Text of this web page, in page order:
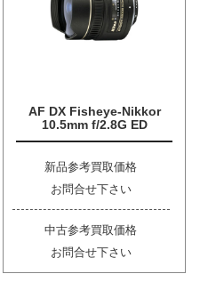
AF DX Fisheye-Nikkor
10.5mm f/2.8G ED
新品参考買取価格
お問合せ下さい
中古参考買取価格
お問合せ下さい